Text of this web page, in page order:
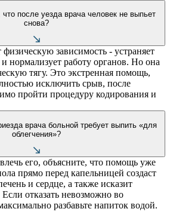
после уезда врача человек не выпьет
снова?
зависимость - устраняет
нормализует работу органов. Но она
тягу. Это экстренная помощь,
исключить срыв, после
пройти процедуру кодирования и
врача больной требует выпить «для
облегчения»?
его, объясните, что помощь уже
прямо перед капельницей создаст
и сердце, а также исказит
отказать невозможно во
разбавьте напиток водой.